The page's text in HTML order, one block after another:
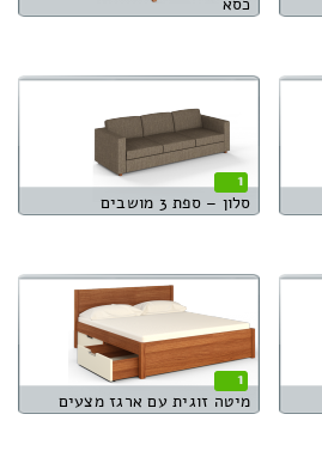
1
סלון – ספת 3 מושבים
1
מיטה זוגית עם ארגז מצעים